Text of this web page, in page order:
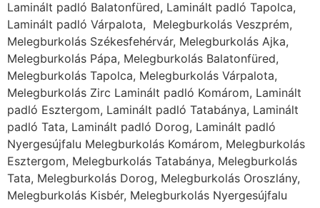
Laminált padló Balatonfüred, Laminált padló Tapolca,
Laminált padló Várpalota, Melegburkolás Veszprém,
Melegburkolás Székesfehérvár, Melegburkolás Ajka,
Melegburkolás Pápa, Melegburkolás Balatonfüred,
Melegburkolás Tapolca, Melegburkolás Várpalota,
Melegburkolás Zirc Laminált padló Komárom, Laminált
padló Esztergom, Laminált padló Tatabánya, Laminált
padló Tata, Laminált padló Dorog, Laminált padló
Nyergesújfalu Melegburkolás Komárom, Melegburkolás
Esztergom, Melegburkolás Tatabánya, Melegburkolás
Tata, Melegburkolás Dorog, Melegburkolás Oroszlány,
Melegburkolás Kisbér, Melegburkolás Nyergesújfalu